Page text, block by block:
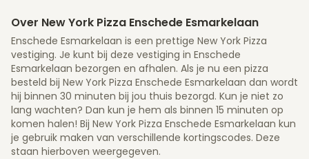
Over New York Pizza Enschede Esmarkelaan
Enschede Esmarkelaan is een prettige New York Pizza
vestiging. Je kunt bij deze vestiging in Enschede
Esmarkelaan bezorgen en afhalen. Als je nu een pizza
besteld bij New York Pizza Enschede Esmarkelaan dan wordt
hij binnen 30 minuten bij jou thuis bezorgd. Kun je niet zo
lang wachten? Dan kun je hem als binnen 15 minuten op
komen halen! Bij New York Pizza Enschede Esmarkelaan kun
je gebruik maken van verschillende kortingscodes. Deze
staan hierboven weergegeven.